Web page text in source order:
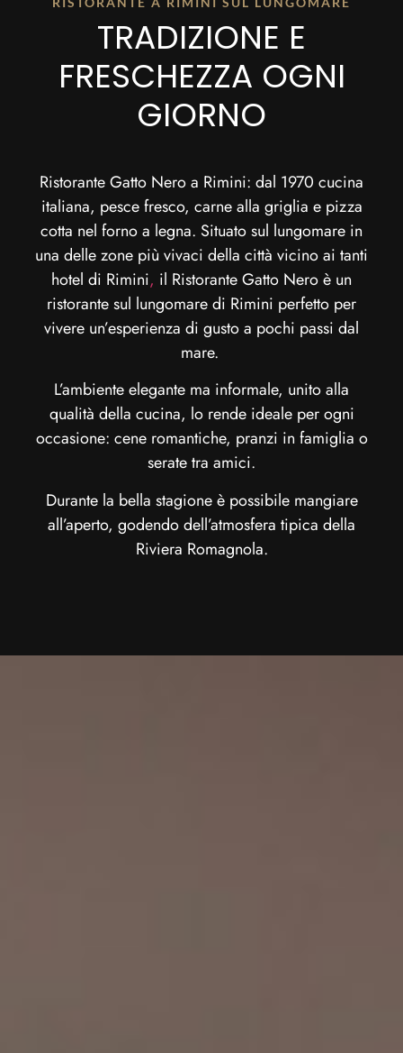
TRADIZIONE E
FRESCHEZZA OGNI
GIORNO
Ristorante Gatto Nero a Rimini: dal 1970 cucina
italiana, pesce fresco, carne alla griglia e pizza
cotta nel forno a legna. Situato sul lungomare in
una delle zone più vivaci della città vicino ai tanti
hotel di Rimini, il Ristorante Gatto Nero è un
ristorante sul lungomare di Rimini perfetto per
vivere un’esperienza di gusto a pochi passi dal
mare.
L’ambiente elegante ma informale, unito alla
qualità della cucina, lo rende ideale per ogni
occasione: cene romantiche, pranzi in famiglia o
serate tra amici.
Durante la bella stagione è possibile mangiare
all’aperto, godendo dell’atmosfera tipica della
Riviera Romagnola.